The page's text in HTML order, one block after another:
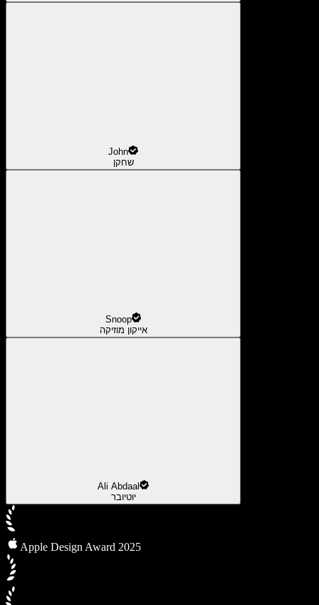
John
שחקן
Snoop
אייקון מוזיקה
Ali Abdaal
יוטיובר
Apple Design Award 2025